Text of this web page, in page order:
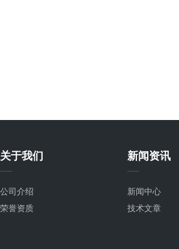
关于我们
公司介绍
荣誉资质
新闻资讯
新闻中心
技术文章